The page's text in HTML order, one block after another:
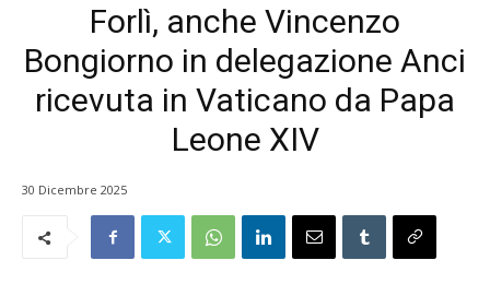
Forlì, anche Vincenzo
Bongiorno in delegazione Anci
ricevuta in Vaticano da Papa
Leone XIV
30 Dicembre 2025